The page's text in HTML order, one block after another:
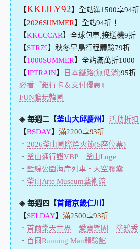
【KKLILY92】全站滿1500享94折
【2026SUMMER】全站94折！
【KKCCCAR】全球包車,接送機9折
【STR79】秋冬早鳥行程體驗79折
【1000SUMMER】全站滿萬折1000
【JPTRAIN】 日本鐵路(無低消)95折
必看『銀行卡＆支付優惠』
FUN膽玩韓國
◈ 每週二【釜山大邱慶州 】 活動折扣
【BSDAY】 滿2200享93折
． 2026釜山國際煙火節(S座位票)
． 釜山通行證VBP｜ 釜山Luge
． 藍線公園海岸列車・天空膠囊
． 釜山Arte Museum藝術館
◈ 每週四【首爾京畿仁川 】
【SELDAY】 滿2500享93折
． 首爾樂天世界 愛寶樂園
塗鴉秀
． 首爾Running Man體驗館